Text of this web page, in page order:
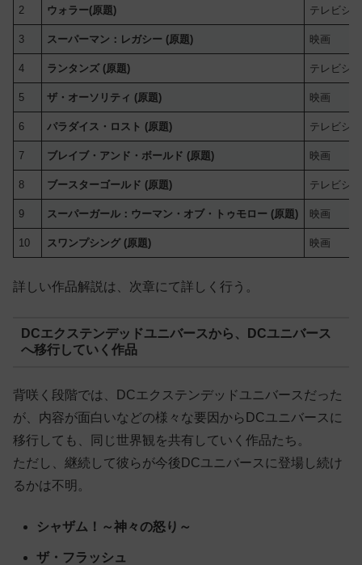
2 ウォラー(原題) テレビシ
3 スーパーマン：レガシー (原題) 映画
4 ランタンズ (原題) テレビシ
5 ザ・オーソリティ (原題) 映画
6 パラダイス・ロスト (原題) テレビシ
7 ブレイブ・アンド・ボールド (原題) 映画
8 ブースターゴールド (原題) テレビシ
9 スーパーガール：ウーマン・オブ・トゥモロー (原題) 映画
10 スワンプシング (原題) 映画
詳しい作品解説は、次章にて詳しく行う。
DCエクステンデッドユニバースから、DCユニバース
へ移行していく作品
背咲く段階では、DCエクステンデッドユニバースだった
が、内容が面白いなどの様々な要因からDCユニバースに
移行しても、同じ世界観を共有していく作品たち。
ただし、継続して彼らが今後DCユニバースに登場し続け
るかは不明。
シャザム！～神々の怒り～
ザ・フラッシュ